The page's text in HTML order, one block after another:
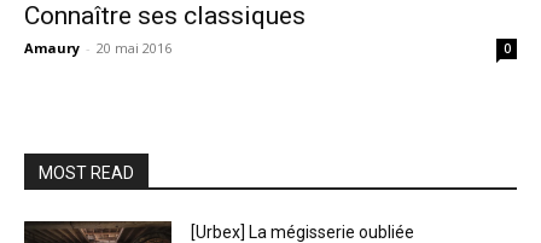
Connaître ses classiques
Amaury - 20 mai 2016 0
MOST READ
[Urbex] La mégisserie oubliée